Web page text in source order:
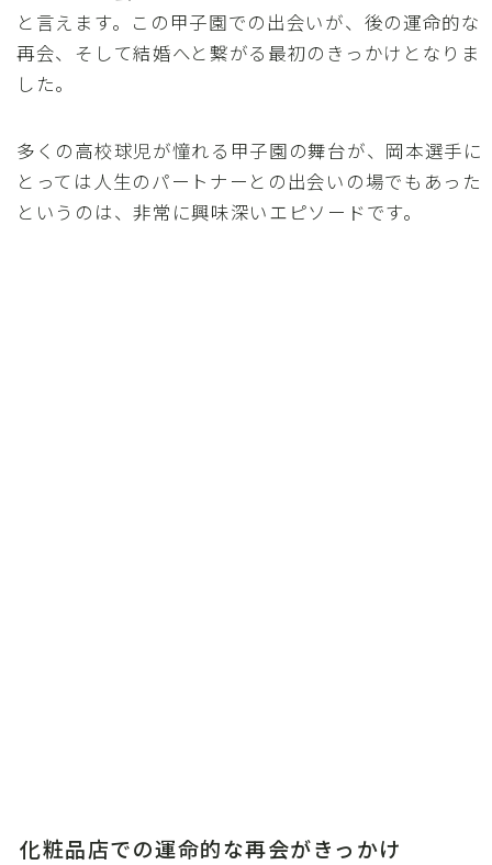
と言えます。この甲子園での出会いが、後の運命的な
再会、そして結婚へと繋がる最初のきっかけとなりま
した。
多くの高校球児が憧れる甲子園の舞台が、岡本選手に
とっては人生のパートナーとの出会いの場でもあった
というのは、非常に興味深いエピソードです。
化粧品店での運命的な再会がきっかけ